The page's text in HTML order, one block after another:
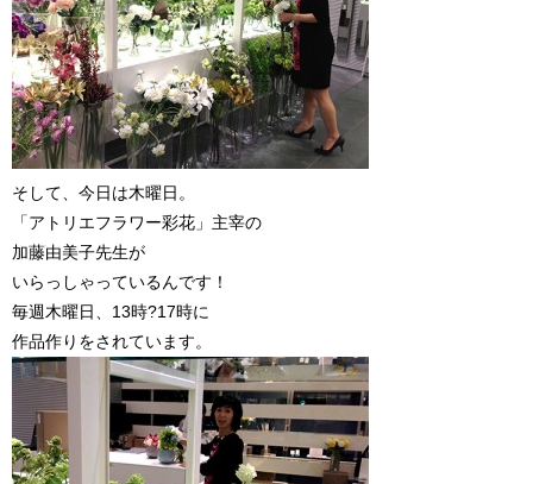
そして、今日は木曜日。
「アトリエフラワー彩花」主宰の
加藤由美子先生が
いらっしゃっているんです！
毎週木曜日、13時?17時に
作品作りをされています。